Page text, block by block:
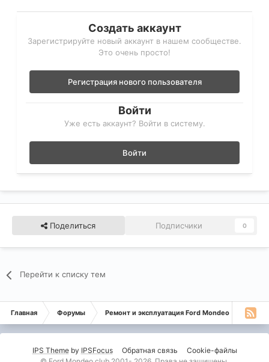
Создать аккаунт
Зарегистрируйте новый аккаунт в нашем сообществе.
Это очень просто!
Регистрация нового пользователя
Войти
Уже есть аккаунт? Войти в систему.
Войти
Поделиться Подписчики 0
Перейти к списку тем
Главная Форумы Ремонт и эксплуатация Ford Mondeo
IPS Themeby IPSFocus Обратная связь
Cookie-файлы